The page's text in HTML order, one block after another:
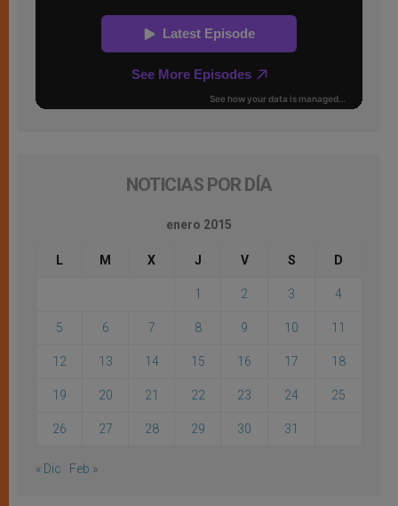
NOTICIAS POR DÍA
enero 2015
L M X J V S D
1 2 3 4
5 6 7 8 9 10 11
12 13 14 15 16 17 18
19 20 21 22 23 24 25
26 27 28 29 30 31
« Dic Feb »